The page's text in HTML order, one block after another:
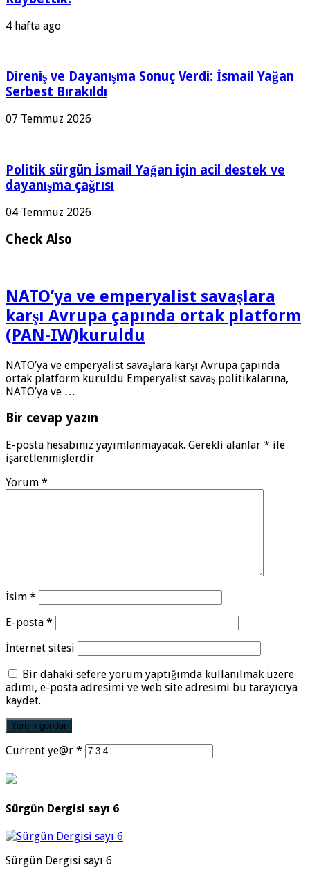
4 hafta ago
Direniş ve Dayanışma Sonuç Verdi: İsmail Yağan
Serbest Bırakıldı
07 Temmuz 2026
Politik sürgün İsmail Yağan için acil destek ve
dayanışma çağrısı
04 Temmuz 2026
Check Also
NATO’ya ve emperyalist savaşlara
karşı Avrupa çapında ortak platform
(PAN-IW)kuruldu
NATO’ya ve emperyalist savaşlara karşı Avrupa çapında
ortak platform kuruldu Emperyalist savaş politikalarına,
NATO’ya ve …
Bir cevap yazın
E-posta hesabınız yayımlanmayacak. Gerekli alanlar * ile
işaretlenmişlerdir
Yorum *
İsim *
E-posta *
İnternet sitesi
Bir dahaki sefere yorum yaptığımda kullanılmak üzere
adımı, e-posta adresimi ve web site adresimi bu tarayıcıya
kaydet.
Current ye@r *
Sürgün Dergisi sayı 6
Sürgün Dergisi sayı 6